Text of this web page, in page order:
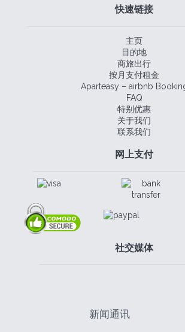
快速链接
主页
目的地
商旅出行
按月支付租金
Aparteasy – airbnb
FAQ
特别优惠
关于我们
联系我们
网上支付
社交媒体
新闻通讯